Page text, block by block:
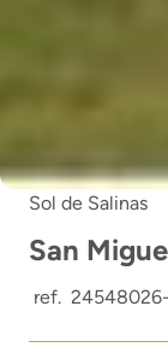
Sol de Salinas
San
ref.